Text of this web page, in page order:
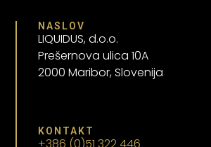
NASLOV
LIQUIDUS, d.o.o.
Prešernova ulica 10A
2000 Maribor, Slovenija
KONTAKT
+386 (0)51 322 446